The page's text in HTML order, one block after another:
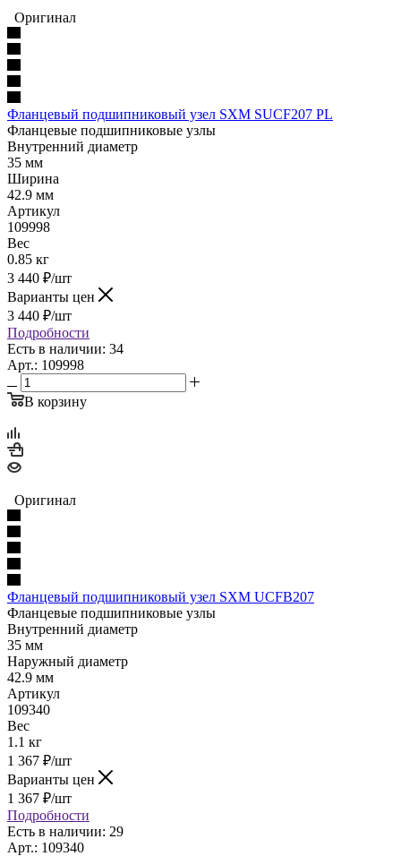
Оригинал
Фланцевый подшипниковый узел SXM SUCF207 PL
Фланцевые подшипниковые узлы
Внутренний диаметр
35 мм
Ширина
42.9 мм
Артикул
109998
Вес
0.85 кг
3 440 ₽/шт
Варианты цен
3 440 ₽/шт
Подробности
Есть в наличии: 34
Арт.: 109998
В корзину
Оригинал
Фланцевый подшипниковый узел SXM UCFB207
Фланцевые подшипниковые узлы
Внутренний диаметр
35 мм
Наружный диаметр
42.9 мм
Артикул
109340
Вес
1.1 кг
1 367 ₽/шт
Варианты цен
1 367 ₽/шт
Подробности
Есть в наличии: 29
Арт.: 109340